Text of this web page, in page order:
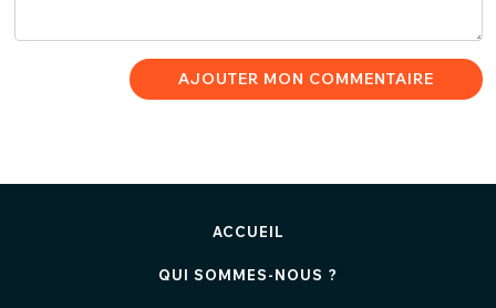
AJOUTER MON COMMENTAIRE
ACCUEIL
QUI SOMMES-NOUS ?